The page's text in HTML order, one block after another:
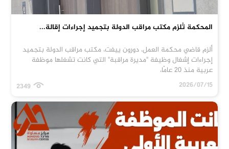
المحكمة تُلزم مكتب مراقب الدولة بتجميد إجراءات إقالة...
ألزم قاضي محكمة العمل، دورون ييفت، مكتب مراقب الدولة بتجميد
إجراءات إشغال وظيفة "مديرة مراقبة" التي كانت تشغلها موظفة
عربية منذ 20 عامًا،
2026/07/15